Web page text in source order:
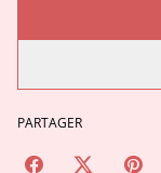
PARTAGER